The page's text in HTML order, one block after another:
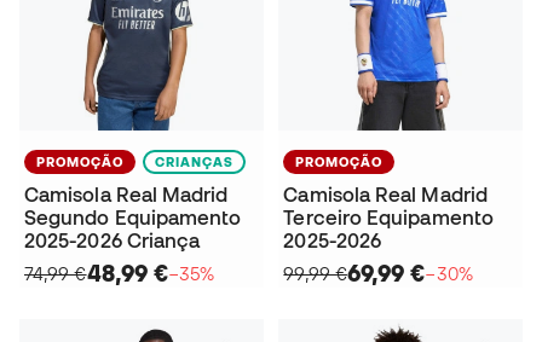
PROMOÇÃO CRIANÇAS
Camisola Real Madrid
Segundo Equipamento
2025-2026 Criança
74,99 €48,99 €−35%
PROMOÇÃO
Camisola Real Madrid
Terceiro Equipamento
2025-2026
99,99 €69,99 €−30%